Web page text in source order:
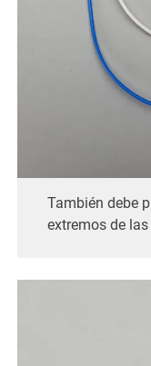
También debe
extremos de